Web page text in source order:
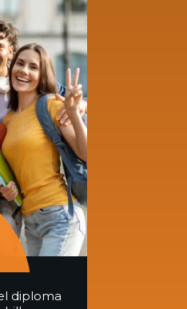
diploma